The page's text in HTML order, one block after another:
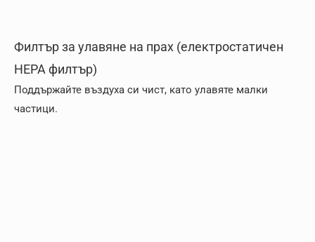
Филтър за улавяне на прах (електростатичен
HEPA филтър)
Поддържайте въздуха си чист, като улавяте малки
частици.